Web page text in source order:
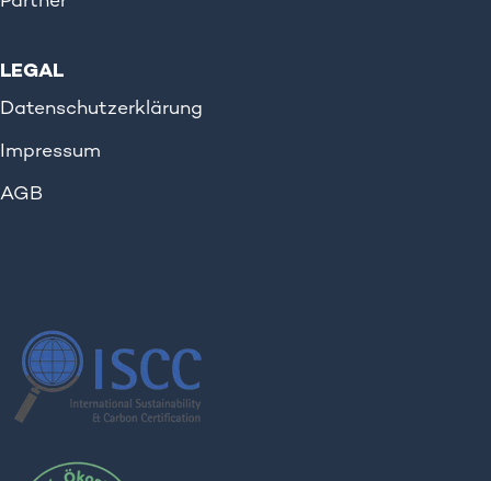
LEGAL
Datenschutzerklärung
Impressum
AGB